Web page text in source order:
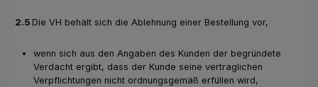
2.5 Die VH behält sich die Ablehnung einer Bestellung vor,
wenn sich aus den Angaben des Kunden der begründete
Verdacht ergibt, dass der Kunde seine vertraglichen
Verpflichtungen nicht ordnungsgemäß erfüllen wird,